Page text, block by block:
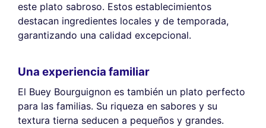
este plato sabroso. Estos establecimientos
destacan ingredientes locales y de temporada,
garantizando una calidad excepcional.
Una experiencia familiar
El Buey Bourguignon es también un plato perfecto
para las familias. Su riqueza en sabores y su
textura tierna seducen a pequeños y grandes.